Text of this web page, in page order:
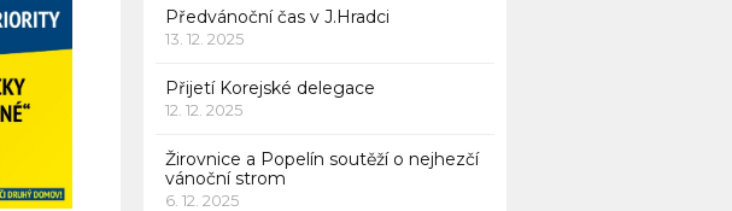
Předvánoční čas v J.Hradci
13. 12. 2025
Přijetí Korejské delegace
12. 12. 2025
Žirovnice a Popelín soutěží o nejhezčí
vánoční strom
6. 12. 2025